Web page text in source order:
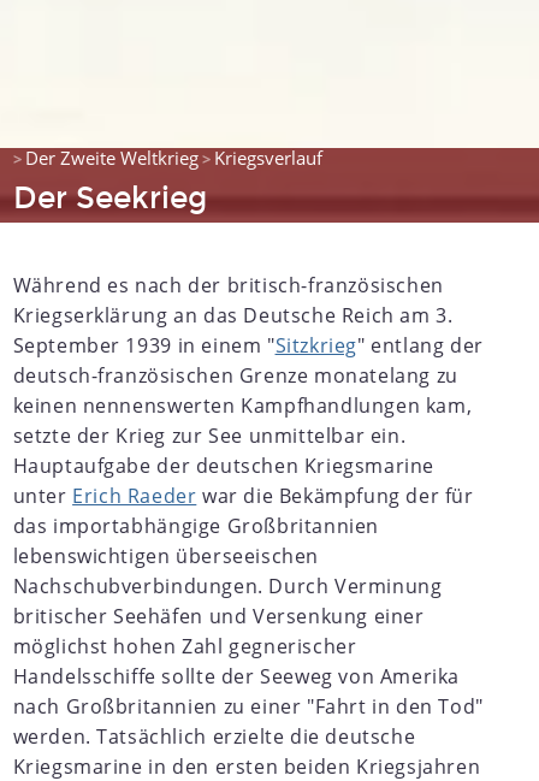
> Der Zweite Weltkrieg> Kriegsverlauf
Der Seekrieg
Während es nach der britisch-französischen
Kriegserklärung an das Deutsche Reich am 3.
September 1939 in einem "Sitzkrieg" entlang der
deutsch-französischen Grenze monatelang zu
keinen nennenswerten Kampfhandlungen kam,
setzte der Krieg zur See unmittelbar ein.
Hauptaufgabe der deutschen Kriegsmarine
unter Erich Raeder war die Bekämpfung der für
das importabhängige Großbritannien
lebenswichtigen überseeischen
Nachschubverbindungen. Durch Verminung
britischer Seehäfen und Versenkung einer
möglichst hohen Zahl gegnerischer
Handelsschiffe sollte der Seeweg von Amerika
nach Großbritannien zu einer "Fahrt in den Tod"
werden. Tatsächlich erzielte die deutsche
Kriegsmarine in den ersten beiden Kriegsjahren